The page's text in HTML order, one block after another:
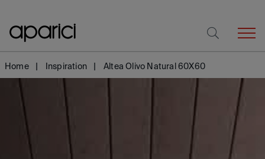
Home Inspiration Altea Olivo Natural 60X60